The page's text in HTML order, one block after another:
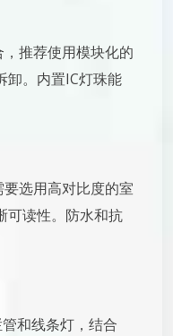
推荐使用模块化的
卸。内置IC灯珠能
选用高对比度的室
可读性。防水和抗
和线条灯，结合